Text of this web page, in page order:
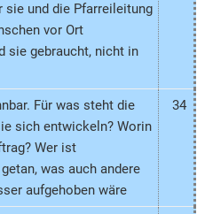
sie und die Pfarreileitung
vor Ort
sie gebraucht, nicht in
Für was steht die
sich entwickeln? Worin
Wer ist
was auch andere
aufgehoben wäre
34